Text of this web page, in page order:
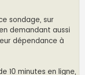
sondage, sur
demandant aussi
dépendance à
10 minutes en ligne,